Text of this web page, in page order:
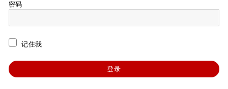
密码
记住我